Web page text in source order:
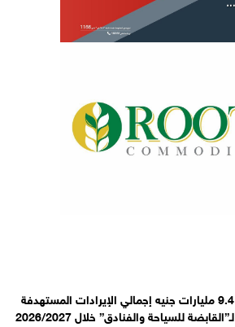
9.4 مليارات جنيه إجمالي الإيرادات المستهدفة
لـ”القابضة للسياحة والفنادق” خلال 2026/2027